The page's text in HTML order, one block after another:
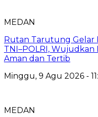
MEDAN
Rutan Tarutung Gelar
TNI–POLRI,
Aman dan Tertib
Minggu, 9 Agu 2026 -
MEDAN